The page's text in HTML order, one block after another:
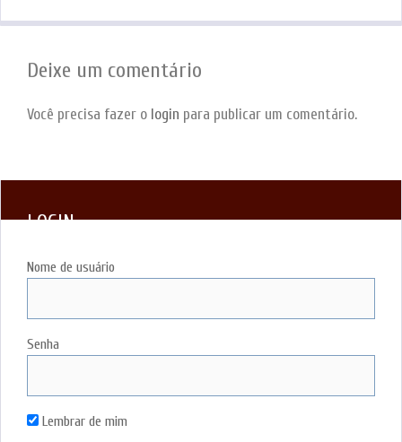
Deixe um comentário
Você precisa fazer o login para publicar um comentário.
LOGIN
Nome de usuário
Senha
Lembrar de mim